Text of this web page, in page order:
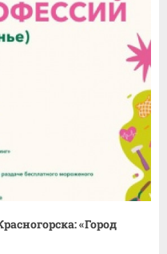
«Город